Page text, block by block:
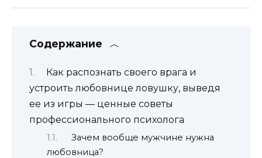
Содержание
Как распознать своего врага и
устроить любовнице ловушку, выведя
ее из игры — ценные советы
профессионального психолога
Зачем вообще мужчине нужна
любовница?